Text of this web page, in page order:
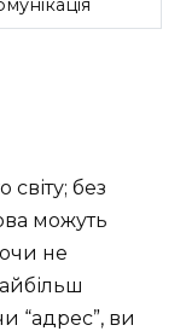
без
можуть
не
“адрес”, ви